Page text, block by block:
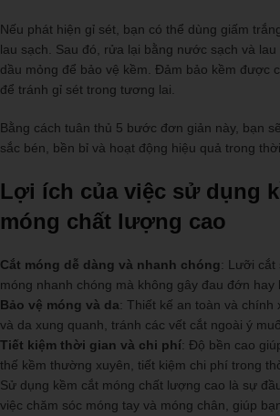
Nếu phát hiện gỉ sét, bạn có thể dùng giấm
lau sạch. Sau đó, rửa lại bằng nước sạch và
dầu mỏng để bảo vệ kềm. Đảm bảo kềm được
để tránh gỉ sét trong tương lai.
Bằng cách tuân thủ 5 bước đơn giản này, bạn
sắc bén, bền bỉ và hoạt động hiệu quả trong
Lợi ích của việc sử dụng
móng chất lượng cao
Cắt móng dễ dàng và nhanh chóng: Lưỡi cắt
móng nhanh chóng mà không gây đau đớn hay
Bảo vệ móng và da: Thiết kế an toàn và chính
và da xung quanh, tránh các vết cắt ngoài ý
Tiết kiệm thời gian và chi phí: Độ bền cao
thế kềm thường xuyên, tiết kiệm chi phí trong
Sử dụng kềm cắt móng chất lượng cao là sự
việc chăm sóc móng tay và móng chân, giúp